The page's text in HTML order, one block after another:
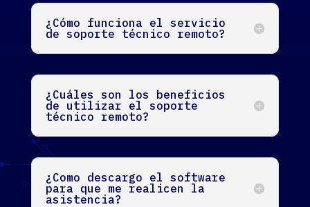
¿Cómo funciona el servicio
de soporte técnico remoto?
¿Cuáles son los beneficios
de utilizar el soporte
técnico remoto?
¿Como descargo el software
para que me realicen la
asistencia?